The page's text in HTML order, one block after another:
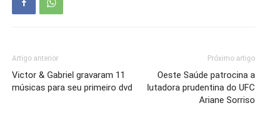
Artigo anterior
Victor & Gabriel gravaram 11
músicas para seu primeiro dvd
Próximo artigo
Oeste Saúde patrocina a
lutadora prudentina do UFC
Ariane Sorriso